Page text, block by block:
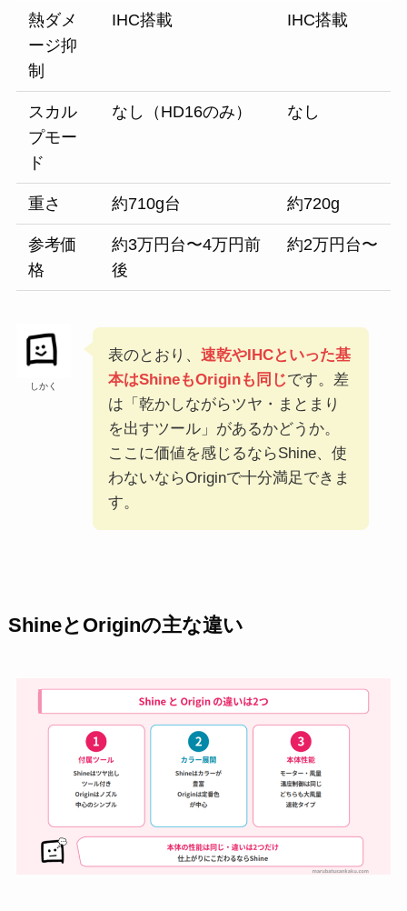
熱ダメ
ージ抑
制
IHC搭載 IHC搭載
スカル
プモー
ド
なし（HD16のみ） なし
重さ 約710g台 約720g
参考価
格
約3万円台〜4万円前
後
約2万円台〜
しかく
表のとおり、 速乾やIHCといった基
本はShineもOriginも同じです。差
は「乾かしながらツヤ・まとまり
を出すツール」があるかどうか。
ここに価値を感じるならShine、使
わないならOriginで十分満足できま
す。
ShineとOriginの主な違い